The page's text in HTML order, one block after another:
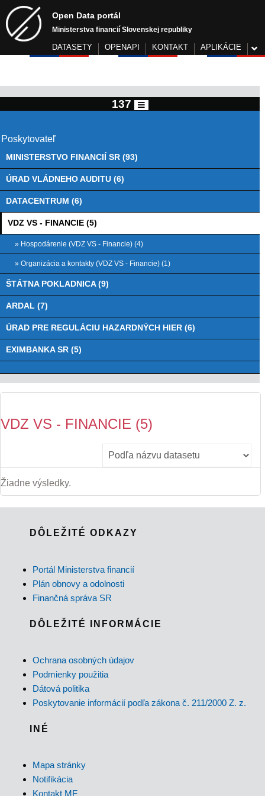
Open Data portál
Ministerstva financií Slovenskej republiky
DATASETY OPENAPI KONTAKT APLIKÁCIE
137
Poskytovateľ
MINISTERSTVO FINANCIÍ SR (93)
ÚRAD VLÁDNEHO AUDITU (6)
DATACENTRUM (6)
VDZ VS - FINANCIE (5)
» Hospodárenie (VDZ VS - Financie) (4)
» Organizácia a kontakty (VDZ VS - Financie) (1)
ŠTÁTNA POKLADNICA (9)
ARDAL (7)
ÚRAD PRE REGULÁCIU HAZARDNÝCH HIER (6)
EXIMBANKA SR (5)
VDZ VS - FINANCIE (5)
Žiadne výsledky.
DÔLEŽITÉ ODKAZY
Portál Ministerstva financií
Plán obnovy a odolnosti
Finančná správa SR
DÔLEŽITÉ INFORMÁCIE
Ochrana osobných údajov
Podmienky použitia
Dátová politika
Poskytovanie informácií podľa zákona č. 211/2000 Z. z.
INÉ
Mapa stránky
Notifikácia
Kontakt MF